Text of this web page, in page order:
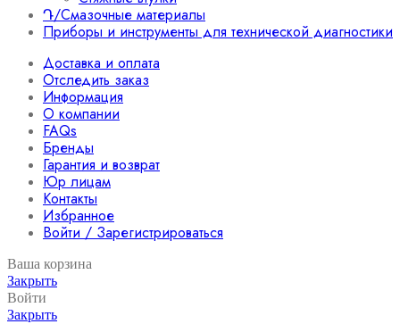
Դ/Смазочные материалы
Приборы и инструменты для технической диагностики
Доставка и оплата
Отследить заказ
Информация
О компании
FAQs
Бренды
Гарантия и возврат
Юр лицам
Контакты
Избранное
Войти / Зарегистрироваться
Ваша корзина
Закрыть
Войти
Закрыть